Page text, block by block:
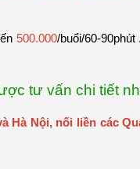
500.000/buổi/60-
tư vấn chi tiết
Hà Nội, nối liền các